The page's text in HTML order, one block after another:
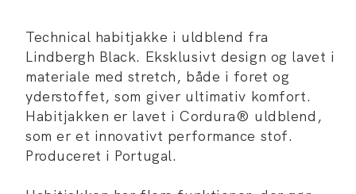
Technical habitjakke i uldblend fra
Lindbergh Black. Eksklusivt design og lavet i
materiale med stretch, både i foret og
yderstoffet, som giver ultimativ komfort.
Habitjakken er lavet i Cordura® uldblend,
som er et innovativt performance stof.
Produceret i Portugal.